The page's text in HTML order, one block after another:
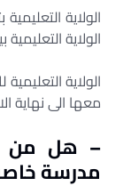
الولاية
الولاية
الولاية
معها الى نهاية
– هل من
مدرسة